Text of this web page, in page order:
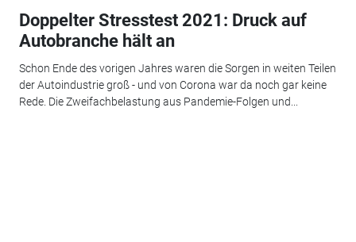
Doppelter Stresstest 2021: Druck auf
Autobranche hält an
Schon Ende des vorigen Jahres waren die Sorgen in weiten Teilen
der Autoindustrie groß - und von Corona war da noch gar keine
Rede. Die Zweifachbelastung aus Pandemie-Folgen und...